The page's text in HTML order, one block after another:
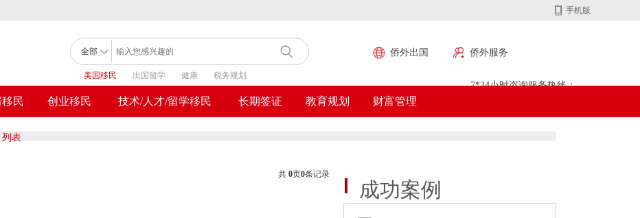
手机版
美国移民 出国留学 健康 税务规划
侨外出国 侨外服务
7*24小时咨询服务热线：
民 创业移民 技术/人才/留学移民 长期签证 教育规划 财富管理
表
共 0页0条记录
成功案例